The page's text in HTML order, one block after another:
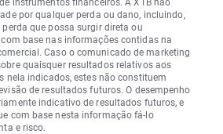
por qualquer perda ou dano, incluindo,
que possa surgir direta ou
base nas informações contidas na
Caso o comunicado de marketing
quaisquer resultados relativos aos
nela indicados, estes não constituem
de resultados futuros. O desempenho
indicativo de resultados futuros, e
com base nesta informação fá-lo
e risco.